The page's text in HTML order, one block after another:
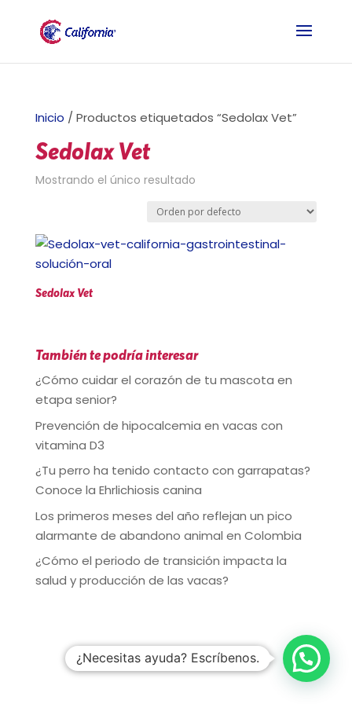
Inicio / Productos etiquetados “Sedolax Vet”
Sedolax Vet
Mostrando el único resultado
Sedolax Vet
También te podría interesar
¿Cómo cuidar el corazón de tu mascota en
etapa senior?
Prevención de hipocalcemia en vacas con
vitamina D3
¿Tu perro ha tenido contacto con garrapatas?
Conoce la Ehrlichiosis canina
Los primeros meses del año reflejan un pico
alarmante de abandono animal en Colombia
¿Cómo el periodo de transición impacta la
salud y producción de las vacas?
¿Necesitas ayuda? Escríbenos.